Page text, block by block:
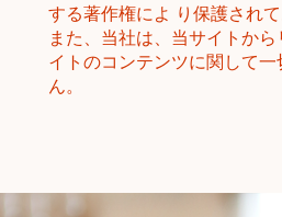
する著作権によ り保護されて
また、当社は、当サイトか
イトのコンテンツに関して
ん。